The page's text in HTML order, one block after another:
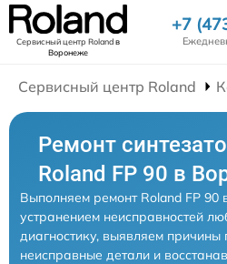
Сервисный центр Rolandв
Воронеже
+7
Сервисный центр Roland
Ремонт
Roland FP 90 в
Выполняем ремонт Roland FP 90
устранением неисправностей
диагностику, выявляем причины
неисправные детали и